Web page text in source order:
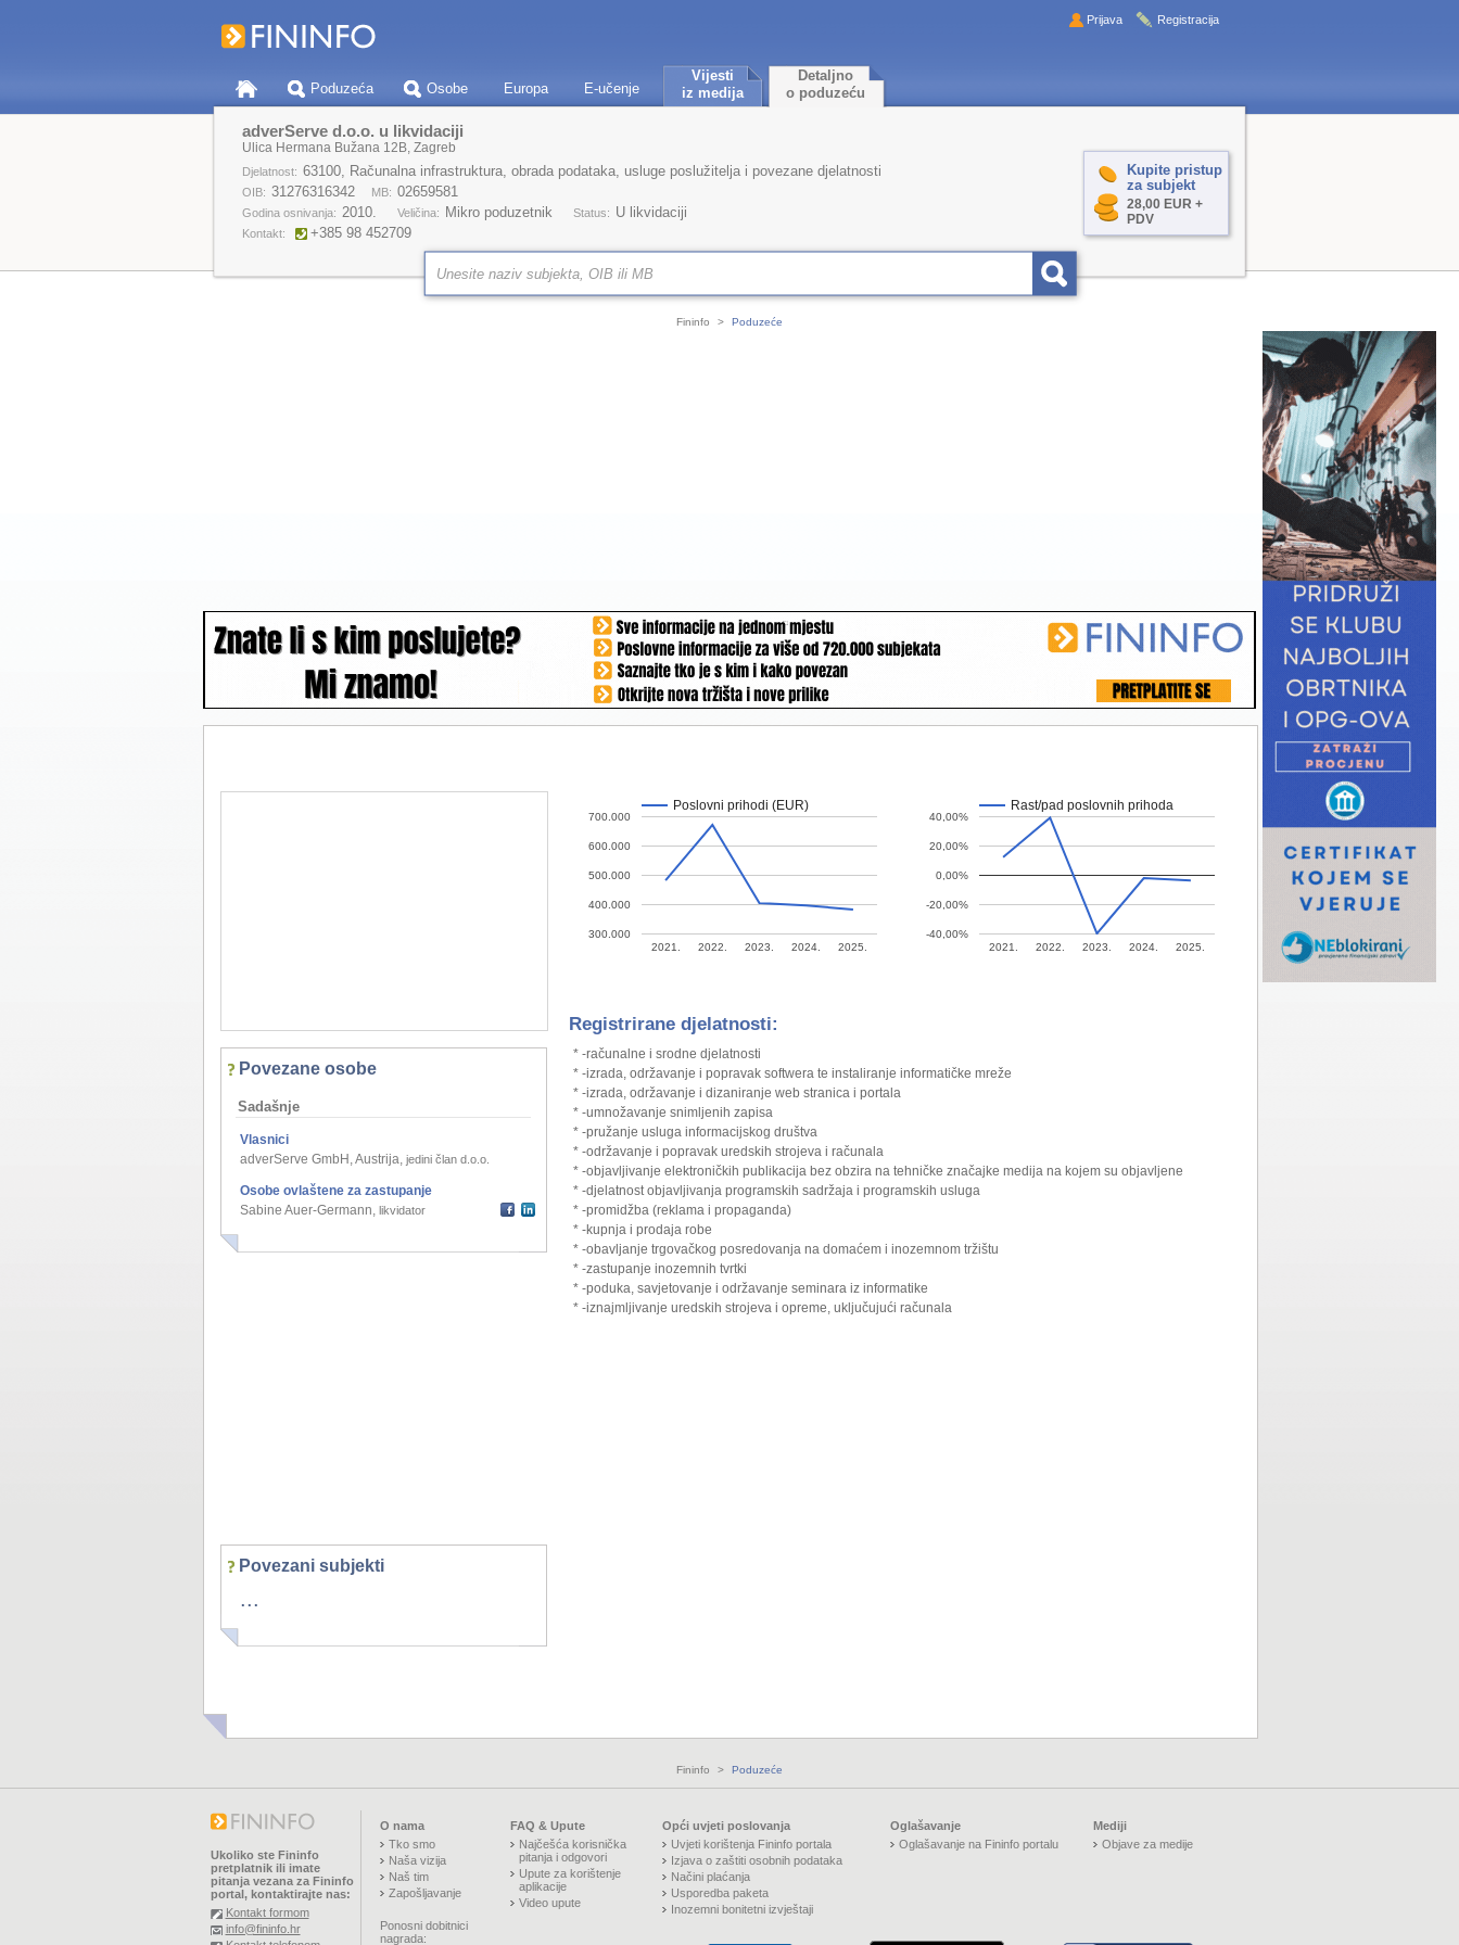
Poduzeća Osobe Europa E-učenje
Vijesti
iz medija
Detaljno
o poduzeću
Prijava Registracija
Kupite pristup
za subjekt
28,00 EUR +
PDV
adverServe d.o.o. u likvidaciji
Ulica Hermana Bužana 12B, Zagreb
Djelatnost: 63100, Računalna infrastruktura, obrada podataka, usluge poslužitelja i povezane djelatnosti
OIB: 31276316342 MB: 02659581
Godina osnivanja: 2010. Veličina: Mikro poduzetnik Status: U likvidaciji
Kontakt: +385 98 452709
Fininfo > Poduzeće
Povezane osobe
Sadašnje
Vlasnici
adverServe GmbH, Austrija, jedini član d.o.o.
Osobe ovlaštene za zastupanje
Sabine Auer-Germann, likvidator
Povezani subjekti
...
Poslovni prihodi (EUR)
2021. 2022. 2023. 2024. 2025.
300.000
400.000
500.000
600.000
700.000
Rast/pad poslovnih prihoda
2021. 2022. 2023. 2024. 2025.
-40,00%
-20,00%
0,00%
20,00%
40,00%
Registrirane djelatnosti:
* -računalne i srodne djelatnosti
* -izrada, održavanje i popravak softwera te instaliranje informatičke mreže
* -izrada, održavanje i dizaniranje web stranica i portala
* -umnožavanje snimljenih zapisa
* -pružanje usluga informacijskog društva
* -održavanje i popravak uredskih strojeva i računala
* -objavljivanje elektroničkih publikacija bez obzira na tehničke značajke medija na kojem su objavljene
* -djelatnost objavljivanja programskih sadržaja i programskih usluga
* -promidžba (reklama i propaganda)
* -kupnja i prodaja robe
* -obavljanje trgovačkog posredovanja na domaćem i inozemnom tržištu
* -zastupanje inozemnih tvrtki
* -poduka, savjetovanje i održavanje seminara iz informatike
* -iznajmljivanje uredskih strojeva i opreme, uključujući računala
Fininfo > Poduzeće
Ukoliko ste Fininfo
pretplatnik ili imate
pitanja vezana za Fininfo
portal, kontaktirajte nas:
Kontakt formom
info@fininfo.hr
O nama
Tko smo
Naša vizija
Naš tim
Zapošljavanje
Ponosni dobitnici
nagrada:
FAQ & Upute
Najčešća korisnička
pitanja i odgovori
Upute za korištenje
aplikacije
Video upute
Opći uvjeti poslovanja
Uvjeti korištenja Fininfo portala
Izjava o zaštiti osobnih podataka
Načini plaćanja
Usporedba paketa
Inozemni bonitetni izvještaji
Oglašavanje
Oglašavanje na Fininfo portalu
Mediji
Objave za medije